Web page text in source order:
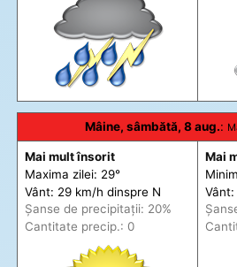
Mâine, sâmbătă, 8 aug.:
Mai mult însorit
Maxima zilei: 29°
Vânt: 29 km/h dinspre N
Șanse de precipitații: 20%
Cantitate precip.: 0
Mai